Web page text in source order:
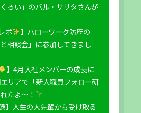
くろい」のバル・サリタさんが
ポ
】ハローワーク防府の
と相談会」に参加してきまし
】4月入社メンバーの成長に
リアで「新人職員フォロー研
たよ〜！
】人生の大先輩から受け取る